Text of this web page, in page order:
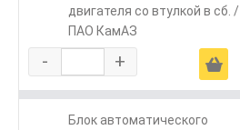
двигателя со втулкой в сб. /
ПАО КамАЗ
- + Ä
Блок автоматического